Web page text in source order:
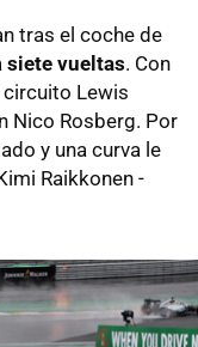
tras el coche de
siete vueltas. Con
circuito Lewis
Nico Rosberg. Por
y una curva le
Raikkonen -